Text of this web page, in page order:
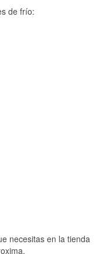
de frío:
necesitas en la tienda